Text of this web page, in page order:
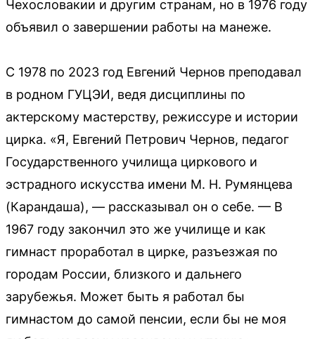
Чехословакии и другим странам, но в 1976 году
объявил о завершении работы на манеже.
С 1978 по 2023 год Евгений Чернов преподавал
в родном ГУЦЭИ, ведя дисциплины по
актерскому мастерству, режиссуре и истории
цирка. «Я, Евгений Петрович Чернов, педагог
Государственного училища циркового и
эстрадного искусства имени М. Н. Румянцева
(Карандаша), — рассказывал он о себе. — В
1967 году закончил это же училище и как
гимнаст проработал в цирке, разъезжая по
городам России, близкого и дальнего
зарубежья. Может быть я работал бы
гимнастом до самой пенсии, если бы не моя